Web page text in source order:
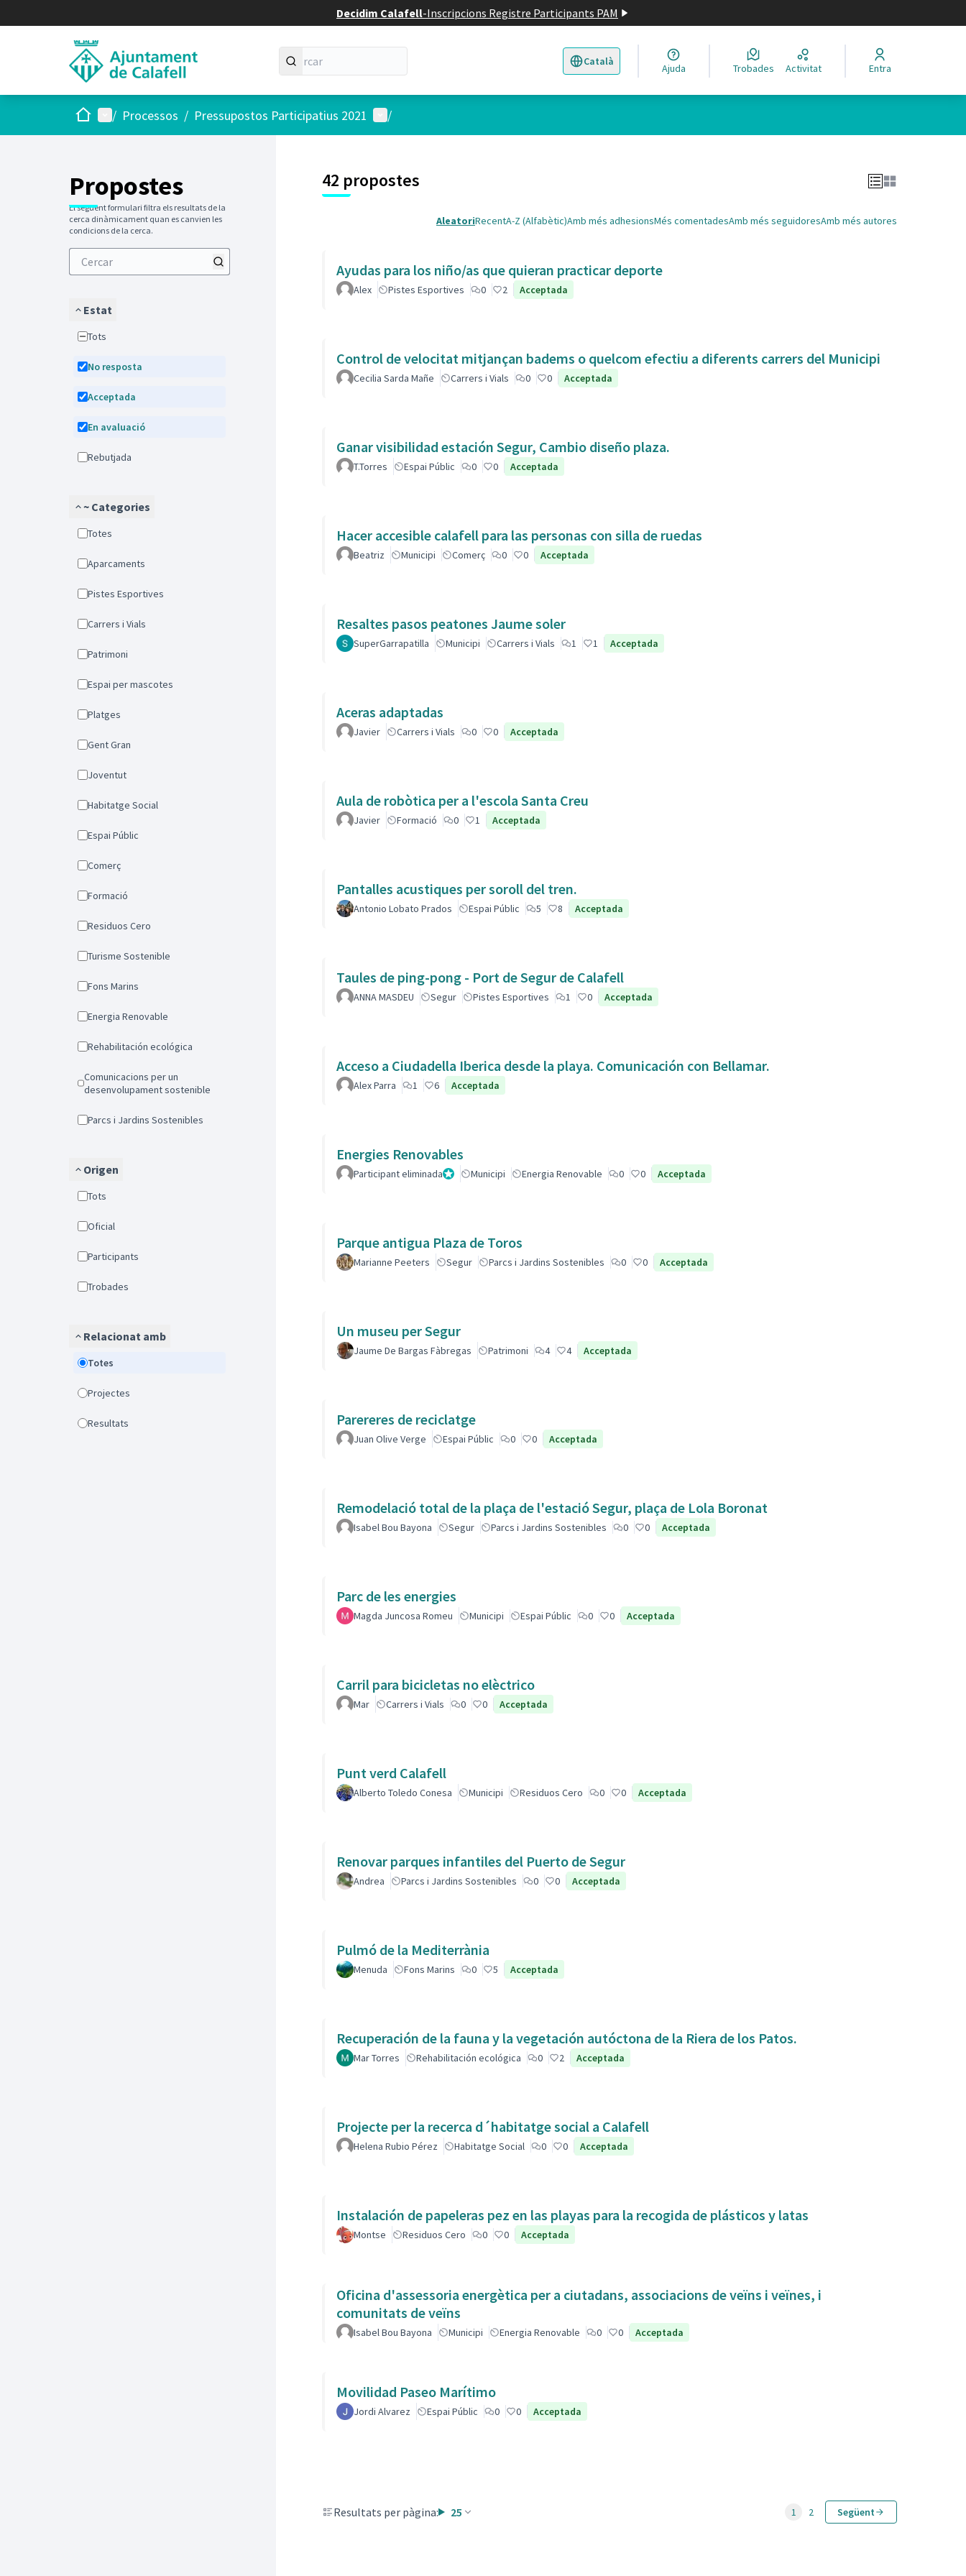
Decidim Calafell-Inscripcions Registre Participants PAM
Català
Triar la llengua Elegir el idioma
Ajuda Trobades Activitat Entra
Inici Menú principal
/ Processos / Pressupostos Participatius 2021 Menú d'usuari
/
Propostes
El següent formulari filtra els resultats de la
cerca dinàmicament quan es canvien les
condicions de la cerca.
Estat
Tots
No resposta
Acceptada
En avaluació
Rebutjada
~ Categories
Totes
Aparcaments
Pistes Esportives
Carrers i Vials
Patrimoni
Espai per mascotes
Platges
Gent Gran
Joventut
Habitatge Social
Espai Públic
Comerç
Formació
Residuos Cero
Turisme Sostenible
Fons Marins
Energia Renovable
Rehabilitación ecológica
Comunicacions per un
desenvolupament sostenible
Parcs i Jardins Sostenibles
Origen
Tots
Oficial
Participants
Trobades
Relacionat amb
Totes
Projectes
Resultats
4
42 propostes
AleatoriRecentA-Z (Alfabètic)Amb més adhesionsMés comentadesAmb més seguidoresAmb més autores
Ayudas para los niño/as que quieran practicar deporte
Alex Pistes Esportives 0 2 Acceptada
Control de velocitat mitjançan badems o quelcom efectiu a diferents carrers del Municipi
Cecilia Sarda Mañe Carrers i Vials 0 0 Acceptada
Ganar visibilidad estación Segur, Cambio diseño plaza.
T.Torres Espai Públic 0 0 Acceptada
Hacer accesible calafell para las personas con silla de ruedas
Beatriz Municipi Comerç 0 0 Acceptada
Resaltes pasos peatones Jaume soler
SuperGarrapatilla Municipi Carrers i Vials 1 1 Acceptada
Aceras adaptadas
Javier Carrers i Vials 0 0 Acceptada
Aula de robòtica per a l'escola Santa Creu
Javier Formació 0 1 Acceptada
Pantalles acustiques per soroll del tren.
Antonio Lobato Prados Espai Públic 5 8 Acceptada
Taules de ping-pong - Port de Segur de Calafell
ANNA MASDEU Segur Pistes Esportives 1 0 Acceptada
Acceso a Ciudadella Iberica desde la playa. Comunicación con Bellamar.
Alex Parra 1 6 Acceptada
Energies Renovables
Participant eliminadaAdministrador
Municipi Energia Renovable 0 0 Acceptada
Parque antigua Plaza de Toros
Marianne Peeters Segur Parcs i Jardins Sostenibles 0 0 Acceptada
Un museu per Segur
Jaume De Bargas Fàbregas Patrimoni 4 4 Acceptada
Parereres de reciclatge
Juan Olive Verge Espai Públic 0 0 Acceptada
Remodelació total de la plaça de l'estació Segur, plaça de Lola Boronat
Isabel Bou Bayona Segur Parcs i Jardins Sostenibles 0 0 Acceptada
Parc de les energies
Magda Juncosa Romeu Municipi Espai Públic 0 0 Acceptada
Carril para bicicletas no elèctrico
Mar Carrers i Vials 0 0 Acceptada
Punt verd Calafell
Alberto Toledo Conesa Municipi Residuos Cero 0 0 Acceptada
Renovar parques infantiles del Puerto de Segur
Andrea Parcs i Jardins Sostenibles 0 0 Acceptada
Pulmó de la Mediterrània
Menuda Fons Marins 0 5 Acceptada
Recuperación de la fauna y la vegetación autóctona de la Riera de los Patos.
Mar Torres Rehabilitación ecológica 0 2 Acceptada
Projecte per la recerca d´habitatge social a Calafell
Helena Rubio Pérez Habitatge Social 0 0 Acceptada
Instalación de papeleras pez en las playas para la recogida de plásticos y latas
Montse Residuos Cero 0 0 Acceptada
Oficina d'assessoria energètica per a ciutadans, associacions de veïns i veïnes, i
comunitats de veïns
Isabel Bou Bayona Municipi Energia Renovable 0 0 Acceptada
Movilidad Paseo Marítimo
Jordi Alvarez Espai Públic 0 0 Acceptada
Resultats per pàgina: 25 1 2 Següent